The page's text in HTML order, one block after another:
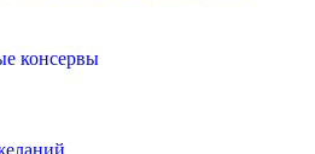
консервы